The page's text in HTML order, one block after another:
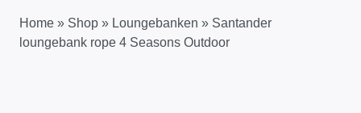
Home » Shop » Loungebanken » Santander
loungebank rope 4 Seasons Outdoor